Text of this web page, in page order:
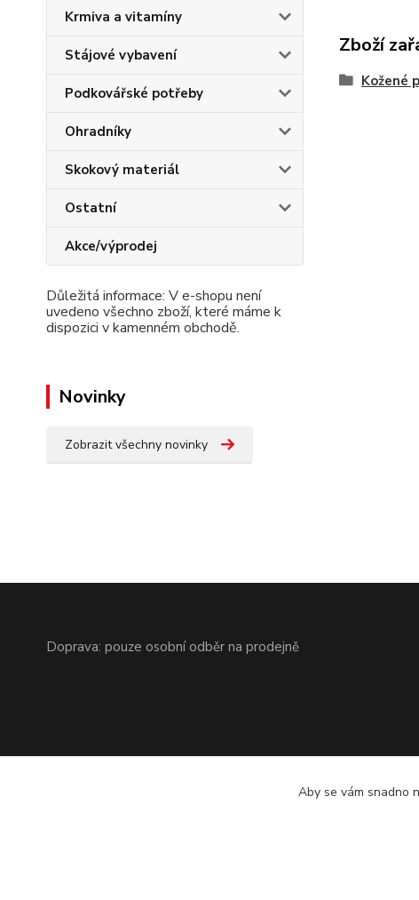
Krmiva a vitamíny
Stájové vybavení
Podkovářské potřeby
Ohradníky
Skokový materiál
Ostatní
Akce/výprodej
Důležitá informace: V e-shopu není
uvedeno všechno zboží, které máme k
dispozici v kamenném obchodě.
Novinky
Zobrazit všechny novinky
Zboží
Kožené
Doprava: pouze osobní odběr na prodejně
Aby se vám snadno